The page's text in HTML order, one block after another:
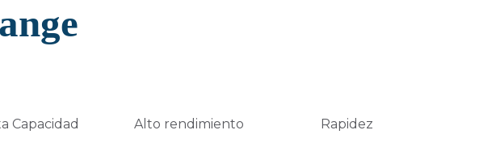
Capacidad Alto rendimiento Rapidez